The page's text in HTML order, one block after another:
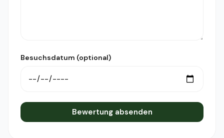
Besuchsdatum (optional)
Bewertung absenden